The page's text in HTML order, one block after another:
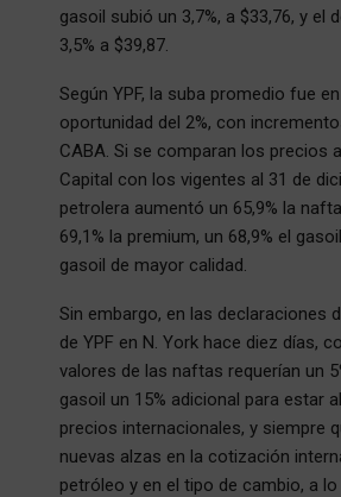
gasoil subió un 3,7%, a $33,76, y el
3,5% a $39,87.
Según YPF, la suba promedio fue
oportunidad del 2%, con
CABA. Si se comparan los precios
Capital con los vigentes al 31 de
petrolera aumentó un 65,9% la
69,1% la premium, un 68,9% el
gasoil de mayor calidad.
Sin embargo, en las declaraciones
de YPF en N. York hace diez días,
valores de las naftas requerían un
gasoil un 15% adicional para estar
precios internacionales, y siempre
nuevas alzas en la cotización
petróleo y en el tipo de cambio, a lo